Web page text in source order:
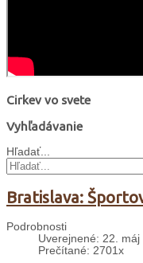
Cirkev vo svete
Vyhľadávanie
Hľadať...
Bratislava:
Podrobnosti
Uverejnené: 22. máj
Prečítané: 2701x